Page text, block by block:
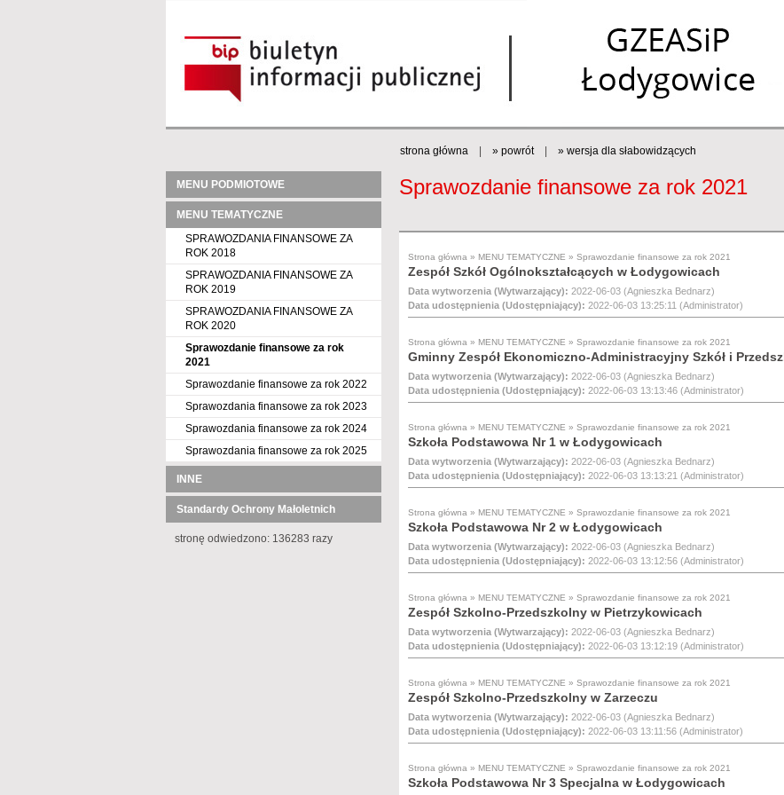
strona główna » powrót » wersja dla słabowidzących
MENU PODMIOTOWE
MENU TEMATYCZNE
SPRAWOZDANIA FINANSOWE ZA
ROK 2018
SPRAWOZDANIA FINANSOWE ZA
ROK 2019
SPRAWOZDANIA FINANSOWE ZA
ROK 2020
Sprawozdanie finansowe za rok
2021
Sprawozdanie finansowe za rok 2022
Sprawozdania finansowe za rok 2023
Sprawozdania finansowe za rok 2024
Sprawozdania finansowe za rok 2025
INNE
Standardy Ochrony Małoletnich
stronę odwiedzono: 136283 razy
Sprawozdanie finansowe za rok 2021
Strona główna » MENU TEMATYCZNE » Sprawozdanie finansowe za rok 2021
Zespół Szkół Ogólnokształcących w Łodygowicach
Data wytworzenia (Wytwarzający): 2022-06-03 (Agnieszka Bednarz)
Data udostępnienia (Udostępniający): 2022-06-03 13:25:11 (Administrator)
Strona główna » MENU TEMATYCZNE » Sprawozdanie finansowe za rok 2021
Gminny Zespół Ekonomiczno-Administracyjny Szkół i
Data wytworzenia (Wytwarzający): 2022-06-03 (Agnieszka Bednarz)
Data udostępnienia (Udostępniający): 2022-06-03 13:13:46 (Administrator)
Strona główna » MENU TEMATYCZNE » Sprawozdanie finansowe za rok 2021
Szkoła Podstawowa Nr 1 w Łodygowicach
Data wytworzenia (Wytwarzający): 2022-06-03 (Agnieszka Bednarz)
Data udostępnienia (Udostępniający): 2022-06-03 13:13:21 (Administrator)
Strona główna » MENU TEMATYCZNE » Sprawozdanie finansowe za rok 2021
Szkoła Podstawowa Nr 2 w Łodygowicach
Data wytworzenia (Wytwarzający): 2022-06-03 (Agnieszka Bednarz)
Data udostępnienia (Udostępniający): 2022-06-03 13:12:56 (Administrator)
Strona główna » MENU TEMATYCZNE » Sprawozdanie finansowe za rok 2021
Zespół Szkolno-Przedszkolny w Pietrzykowicach
Data wytworzenia (Wytwarzający): 2022-06-03 (Agnieszka Bednarz)
Data udostępnienia (Udostępniający): 2022-06-03 13:12:19 (Administrator)
Strona główna » MENU TEMATYCZNE » Sprawozdanie finansowe za rok 2021
Zespół Szkolno-Przedszkolny w Zarzeczu
Data wytworzenia (Wytwarzający): 2022-06-03 (Agnieszka Bednarz)
Data udostępnienia (Udostępniający): 2022-06-03 13:11:56 (Administrator)
Strona główna » MENU TEMATYCZNE » Sprawozdanie finansowe za rok 2021
Szkoła Podstawowa Nr 3 Specjalna w Łodygowicach